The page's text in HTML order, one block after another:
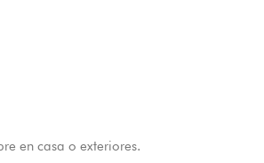
en casa o exteriores.